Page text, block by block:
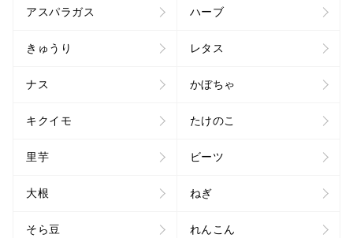
アスパラガス ハーブ
きゅうり レタス
ナス かぼちゃ
キクイモ たけのこ
里芋 ビーツ
大根 ねぎ
そら豆 れんこん